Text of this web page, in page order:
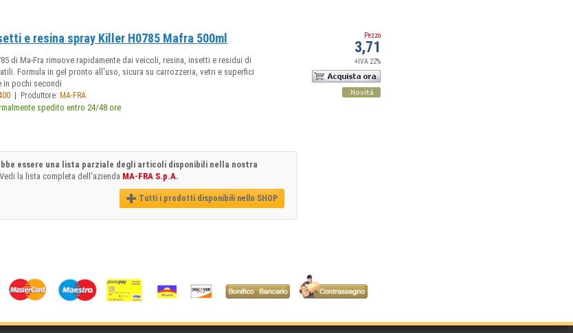
e resina spray Killer H0785 Mafra 500ml
di Ma-Fra rimuove rapidamente dai veicoli, resina, insetti e residui di
Formula in gel pronto all'uso, sicura su carrozzeria, vetri e superfici
in pochi secondi
| Produttore: MA-FRA
spedito entro 24/48 ore
Pezzo
3,71
+IVA 22%
essere una lista parziale degli articoli disponibili nella nostra
Vedi la lista completa dell'azienda MA-FRA S.p.A.
Tutti i prodotti disponibili nello SHOP